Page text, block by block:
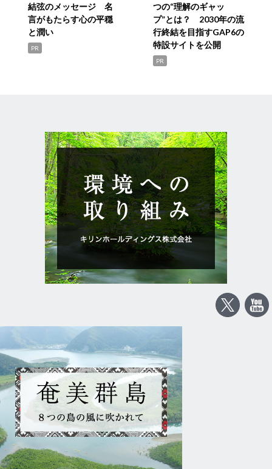
結弦のメッセージ 名
言がもたらす心の平穏
と潤い
PR
つの“理解のギャッ
プ”とは？ 2030年の流
行終結を目指すGAP6の
特設サイトを公開
PR